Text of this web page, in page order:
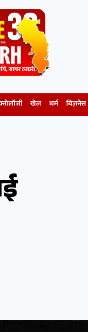
खेल धर्म बिज़नेस